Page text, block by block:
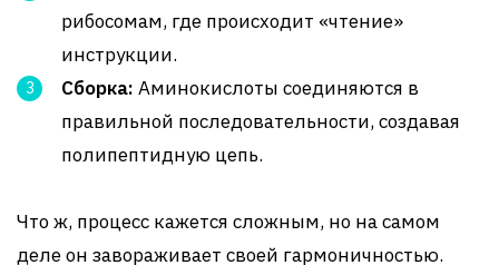
рибосомам, где происходит «чтение»
инструкции.
Сборка: Аминокислоты соединяются в
правильной последовательности, создавая
полипептидную цепь.
Что ж, процесс кажется сложным, но на самом
деле он завораживает своей гармоничностью.